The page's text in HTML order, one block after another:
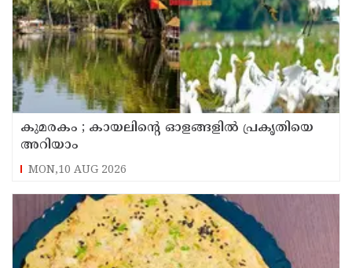
കുമരകം ; കായലിന്റെ ഓളങ്ങളിൽ പ്രകൃതിയെ
അറിയാം
MON,10 AUG 2026